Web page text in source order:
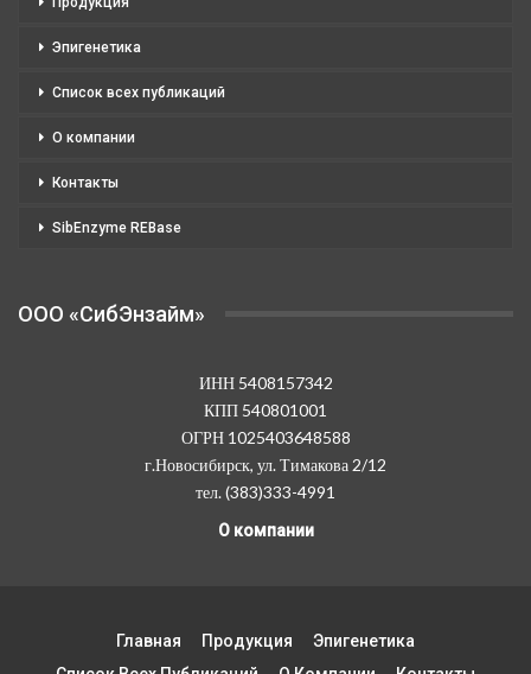
Эпигенетика
Список всех публикаций
О компании
Контакты
SibEnzyme REBase
OOO «СибЭнзайм»
ИНН 5408157342
КПП 540801001
ОГРН 1025403648588
г.Новосибирск, ул. Тимакова 2/12
тел. (383)333-4991
О компании
Главная Продукция
Эпигенетика